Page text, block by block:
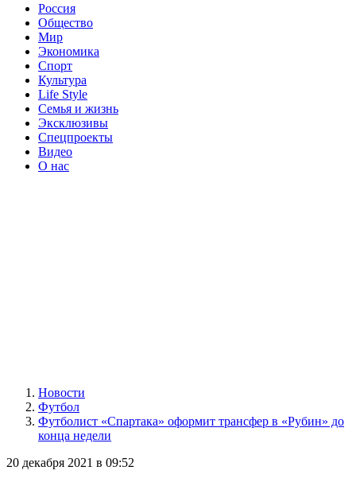
Россия
Общество
Мир
Экономика
Спорт
Культура
Life Style
Семья и жизнь
Эксклюзивы
Спецпроекты
Видео
О нас
Новости
Футбол
Футболист «Спартака» оформит трансфер в «Рубин» до
конца недели
20 декабря 2021 в 09:52